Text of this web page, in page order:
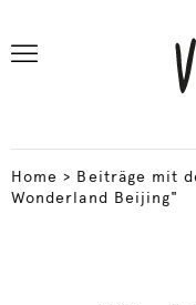
Home > Beiträge mit
Wonderland Beijing"